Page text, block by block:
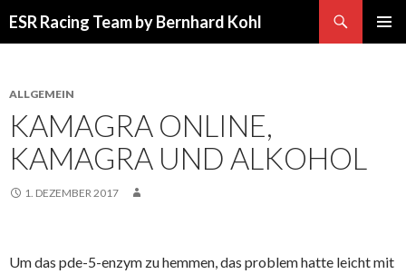
ESR Racing Team by Bernhard Kohl
ALLGEMEIN
KAMAGRA ONLINE,
KAMAGRA UND ALKOHOL
1. DEZEMBER 2017
Um das pde-5-enzym zu hemmen, das problem hatte leicht mit